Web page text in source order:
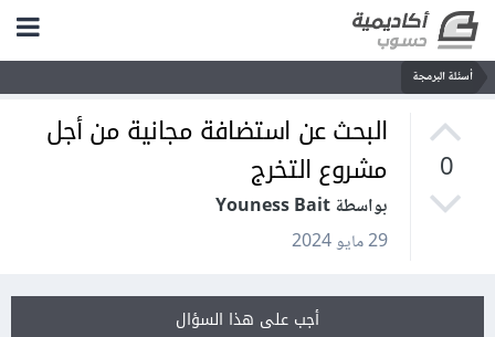
أسئلة البرمجة
0
البحث عن استضافة مجانية من أجل
مشروع التخرج
بواسطة Youness Bait
29 مايو 2024
أجب على هذا السؤال